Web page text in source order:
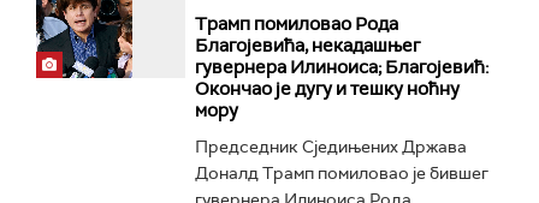
Трамп помиловао Рода
Благојевића, некадашњег
гувернера Илиноиса; Благојевић:
Окончао је дугу и тешку ноћну
мору
Председник Сједињених Држава
Доналд Трамп помиловао је бившег